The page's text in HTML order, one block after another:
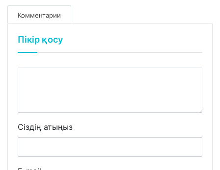
Комментарии
Пікір қосу
Сіздің атыңыз